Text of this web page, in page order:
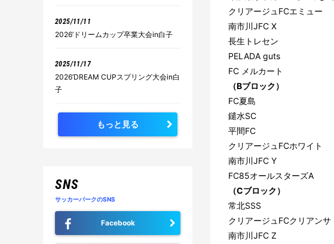
2025/11/11
2026’ドリームカップ卒業大会in白子
2025/11/17
2026’DREAM CUPスプリング大会in白
子
もっと見る
SNS
サッカーパークのSNS
Facebook
クリアージュFCエミュー
南市川JFC X
長生トレセン
PELADA guts
FC メルカート
（Bブロック）
FC夏島
鑓水SC
平間FC
クリアージュFCホワイト
南市川JFC Y
FC85オールスターズA
（Cブロック）
常北SSS
クリアージュFCクリアンサ
南市川JFC Z